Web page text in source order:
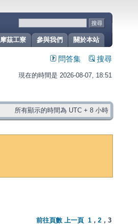
關於本站
參與我們
摩茲工寮
問答集 搜尋
現在的時間是 2026-08-07, 18:51
所有顯示的時間為 UTC + 8 小時
前往頁數 上一頁 1 ， 2 ， 3